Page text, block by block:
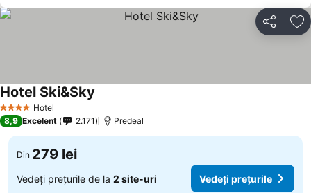
Distribuiți
4 Stele Hotel
Hotel Ski&Sky
8,9 Excelent 2.171 Predeal
Din 279 lei
Vedeți prețurile de la 2 site-uri Vedeți prețurile